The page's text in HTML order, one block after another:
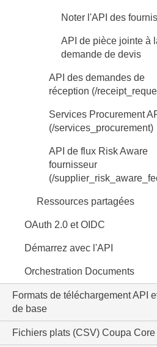
Noter l'API des
API de pièce jointe à
demande de devis
API des demandes de
réception (/
Services Procurement
(/services_procurement)
API de flux Risk Aware
fournisseur
(/
Ressources partagées
OAuth 2.0 et OIDC
Démarrez avec l'API
Orchestration Documents
Formats de téléchargement API
de base
Fichiers plats (CSV) Coupa Core